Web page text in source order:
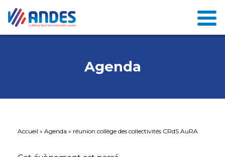
Agenda
Accueil » Agenda » réunion collège des collectivités CRdS AuRA